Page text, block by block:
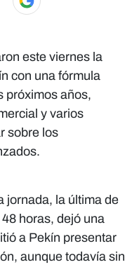
este viernes la
con una fórmula
próximos años,
y varios
sobre los
jornada, la última de
horas, dejó una
a Pekín presentar
aunque todavía sin